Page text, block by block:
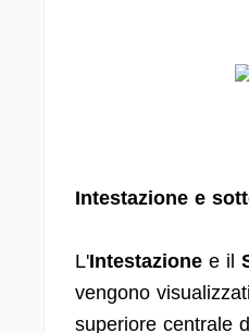
Intestazione e
L'Intestazione e il
vengono
superiore centrale